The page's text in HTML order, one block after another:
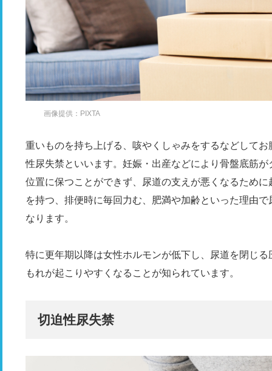
画像提供：PIXTA
重いものを持ち上げる、咳やくしゃみをするなどして
性尿失禁といいます。妊娠・出産などにより骨盤底筋
位置に保つことができず、尿道の支えが悪くなるため
を持つ、排便時に毎回力む、肥満や加齢といった理由で
なります。
特に更年期以降は女性ホルモンが低下し、尿道を閉じ
もれが起こりやすくなることが知られています。
切迫性尿失禁